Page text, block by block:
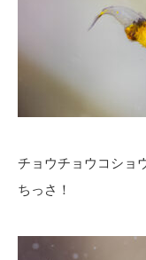
チョウチョウコショ
ちっさ！